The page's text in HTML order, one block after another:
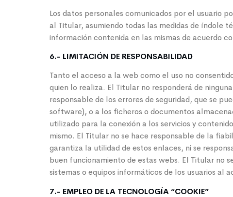
Los datos personales comunicados por el usuario
al Titular, asumiendo todas las medidas de índole
información contenida en las mismas de acuerdo
6.- LIMITACIÓN DE RESPONSABILIDAD
Tanto el acceso a la web como el uso no
quien lo realiza. El Titular no responderá de
responsable de los errores de seguridad, que se
software), o a los ficheros o documentos
utilizado para la conexión a los servicios y
mismo. El Titular no se hace responsable de la
garantiza la utilidad de estos enlaces, ni se
buen funcionamiento de estas webs. El Titular no
sistemas o equipos informáticos de los usuarios al
7.- EMPLEO DE LA TECNOLOGÍA “COOKIE”